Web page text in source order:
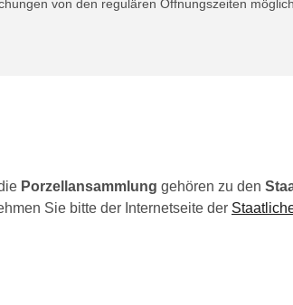
von den regulären Öffnungszeiten möglich.
Porzellansammlung gehören zu den
Sie bitte der Internetseite der